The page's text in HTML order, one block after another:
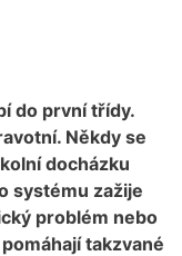
do první třídy.
Někdy se
docházku
systému zažije
problém nebo
takzvané